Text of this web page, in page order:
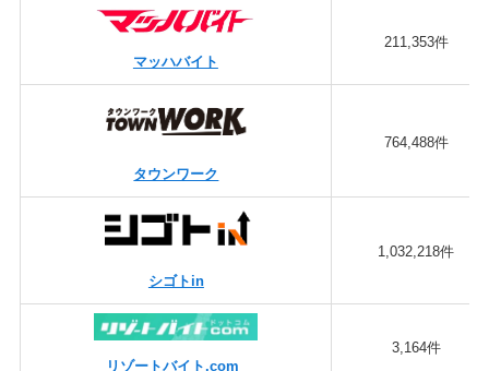
マッハバイト
211,353件
タウンワーク
764,488件
シゴトin
1,032,218件
リゾートバイト.com
3,164件